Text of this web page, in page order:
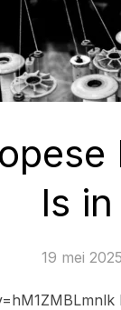
Is
19 mei 2025